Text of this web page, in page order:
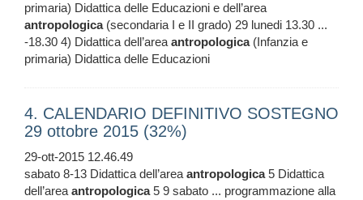
primaria) Didattica delle Educazioni e dell’area
antropologica(secondaria I e II grado) 29 lunedi 13.30 ...
-18.30 4) Didattica dell’areaantropologica(Infanzia e
primaria) Didattica delle Educazioni
4. CALENDARIO DEFINITIVO SOSTEGNO
29 ottobre 2015 (32%)
29-ott-2015 12.46.49
sabato 8-13 Didattica dell’areaantropologica5 Didattica
dell’areaantropologica5 9 sabato ... programmazione alla